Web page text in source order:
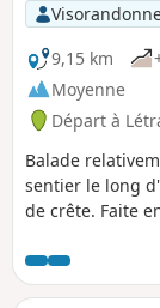
9,15 km
Moyenne
Départ à
Balade
sentier le long
de crête. Faite